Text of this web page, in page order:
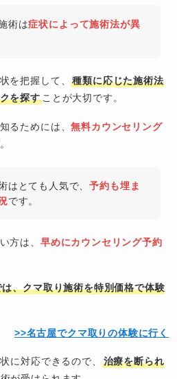
術は症状によって施術法が異
を把握して、種類に応じた施術法
を探すことが大切です。
るためには、無料カウンセリング
はとても人気で、予約も埋ま
です。
方は、 早めにカウンセリング予約
、クマ取り施術を特別価格で体験
>>名古屋でクマ取りの体験に行く
に対応できるので、
治療を断られ